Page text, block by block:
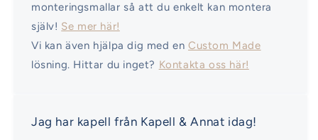
monteringsmallar så att du enkelt kan montera
själv! Se mer här!
Vi kan även hjälpa dig med enCustom Made
lösning. Hittar du inget? Kontakta oss här!
Jag har kapell från Kapell & Annat idag!